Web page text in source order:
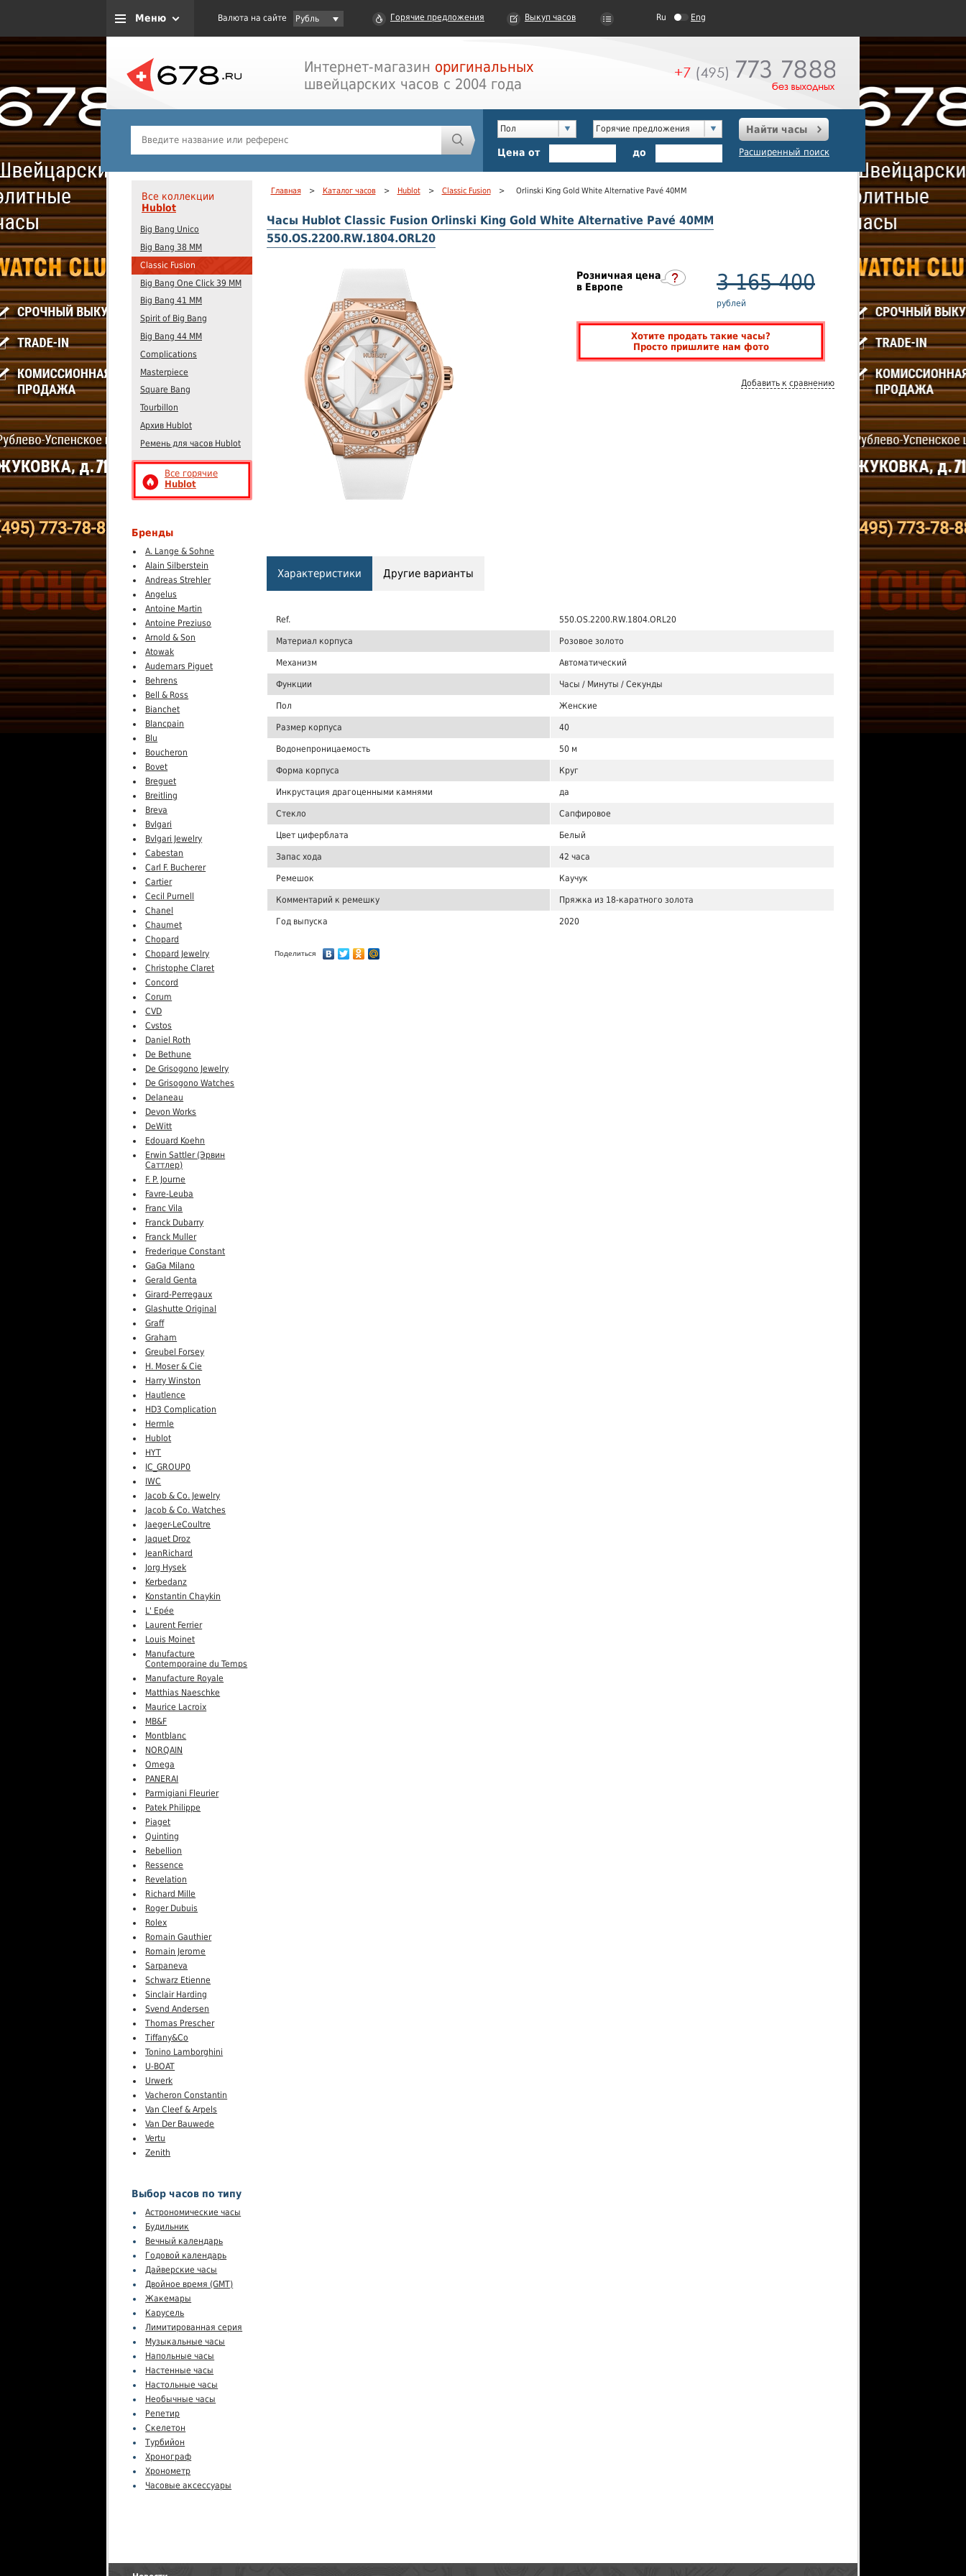
Меню Валюта на сайте Рубль Горячие предложения Выкуп часов Ru Eng
Интернет-магазин оригинальных
швейцарских часов с 2004 года
Пол Горячие предложения
Найти часы
Цена от
до Расширенный поиск
Все коллекции
Hublot
Big Bang Unico
Big Bang 38 MM
Classic Fusion
Big Bang One Click 39 MM
Big Bang 41 MM
Spirit of Big Bang
Big Bang 44 MM
Complications
Masterpiece
Square Bang
Tourbillon
Архив Hublot
Ремень для часов Hublot
Все горячие
Hublot
Бренды
A. Lange & Sohne
Alain Silberstein
Andreas Strehler
Angelus
Antoine Martin
Antoine Preziuso
Arnold & Son
Atowak
Audemars Piguet
Behrens
Bell & Ross
Bianchet
Blancpain
Blu
Boucheron
Bovet
Breguet
Breitling
Breva
Bvlgari
Bvlgari Jewelry
Cabestan
Carl F. Bucherer
Cartier
Cecil Purnell
Chanel
Chaumet
Chopard
Chopard Jewelry
Christophe Claret
Concord
Corum
CVD
Cvstos
Daniel Roth
De Bethune
De Grisogono Jewelry
De Grisogono Watches
Delaneau
Devon Works
DeWitt
Edouard Koehn
Erwin Sattler (Эрвин
Саттлер)
F. P. Journe
Favre-Leuba
Franc Vila
Franck Dubarry
Franck Muller
Frederique Constant
GaGa Milano
Gerald Genta
Girard-Perregaux
Glashutte Original
Graff
Graham
Greubel Forsey
H. Moser & Cie
Harry Winston
Hautlence
HD3 Complication
Hermle
Hublot
HYT
IC_GROUP0
IWC
Jacob & Co. Jewelry
Jacob & Co. Watches
Jaeger-LeCoultre
Jaquet Droz
JeanRichard
Jorg Hysek
Kerbedanz
Konstantin Chaykin
L' Epée
Laurent Ferrier
Louis Moinet
Manufacture
Contemporaine du Temps
Manufacture Royale
Matthias Naeschke
Maurice Lacroix
MB&F
Montblanc
NORQAIN
Omega
PANERAI
Parmigiani Fleurier
Patek Philippe
Piaget
Quinting
Rebellion
Ressence
Revelation
Richard Mille
Roger Dubuis
Rolex
Romain Gauthier
Romain Jerome
Sarpaneva
Schwarz Etienne
Sinclair Harding
Svend Andersen
Thomas Prescher
Tiffany&Co
Tonino Lamborghini
U-BOAT
Urwerk
Vacheron Constantin
Van Cleef & Arpels
Van Der Bauwede
Vertu
Zenith
Выбор часов по типу
Астрономические часы
Будильник
Вечный календарь
Годовой календарь
Дайверские часы
Двойное время (GMT)
Жакемары
Карусель
Лимитированная серия
Музыкальные часы
Напольные часы
Настенные часы
Настольные часы
Необычные часы
Репетир
Скелетон
Турбийон
Хронограф
Хронометр
Часовые аксессуары
Главная > Каталог часов > Hublot > Classic Fusion > Orlinski King Gold White Alternative Pavé 40MM
Часы Hublot Classic Fusion Orlinski King Gold White Alternative Pavé 40MM
550.OS.2200.RW.1804.ORL20
Розничная цена
в Европе
3 165 400
рублей
Хотите продать такие часы?
Просто пришлите нам фото
Добавить к сравнению
Характеристики Другие варианты
Ref. 550.OS.2200.RW.1804.ORL20
Материал корпуса Розовое золото
Механизм Автоматический
Функции Часы / Минуты / Секунды
Пол Женские
Размер корпуса 40
Водонепроницаемость 50 м
Форма корпуса Круг
Инкрустация драгоценными камнями да
Стекло Сапфировое
Цвет циферблата Белый
Запас хода 42 часа
Ремешок Каучук
Комментарий к ремешку Пряжка из 18-каратного золота
Год выпуска 2020
Поделиться